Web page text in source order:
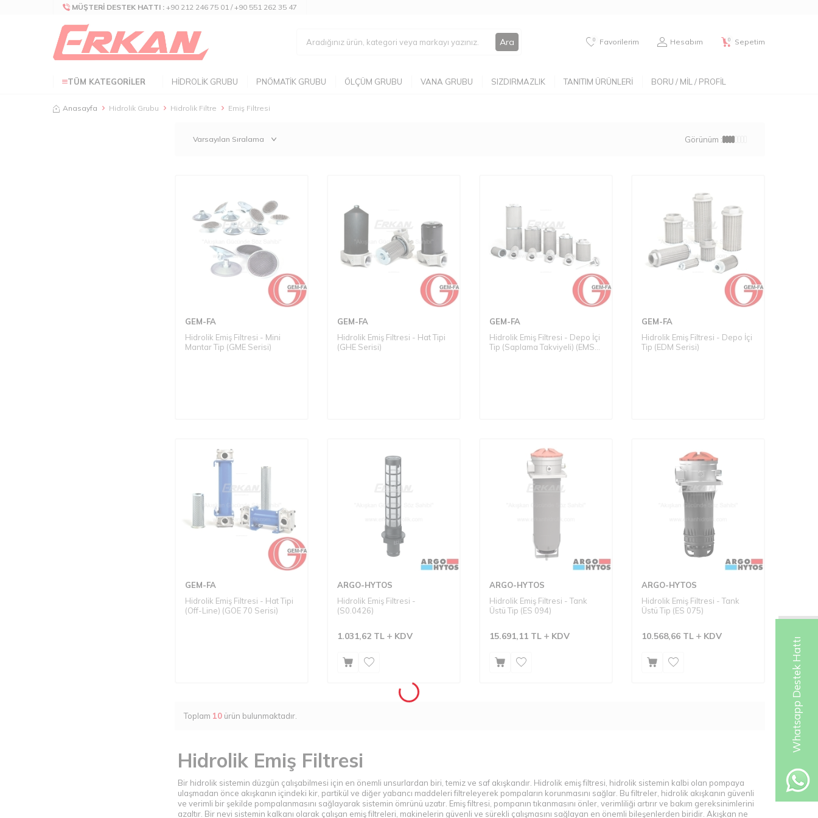
Whatsapp Destek Hattı
MÜŞTERI DESTEK HATTI : +90 212 246 75 01 / +90 551 262 35 47
Ara 0 Favorilerim Hesabım 0 Sepetim
TÜM KATEGORILER HIDROLIK GRUBU PNÖMATIK GRUBU ÖLÇÜM GRUBU VANA GRUBU SIZDIRMAZLIK TANITIM ÜRÜNLERI BORU / MIL / PROFIL
Anasayfa Hidrolik Grubu Hidrolik Filtre Emiş Filtresi
Görünüm :
GEM-FA
Hidrolik Emiş Filtresi - Mini
Mantar Tip (GME Serisi)
GEM-FA
Hidrolik Emiş Filtresi - Hat Tipi
(GHE Serisi)
GEM-FA
Hidrolik Emiş Filtresi - Depo İçi
Tip (Saplama Takviyeli) (EMS
GEM-FA
Hidrolik Emiş Filtresi - Depo İçi
Tip (EDM Serisi)
GEM-FA
Hidrolik Emiş Filtresi - Hat Tipi
(Off-Line) (GOE 70 Serisi)
ARGO-HYTOS
Hidrolik Emiş Filtresi -
(S0.0426)
1.031,62 TL KDV
ARGO-HYTOS
Hidrolik Emiş Filtresi - Tank
Üstü Tip (ES 094)
15.691,11 TL KDV
ARGO-HYTOS
Hidrolik Emiş Filtresi - Tank
Üstü Tip (ES 075)
10.568,66 TL KDV
Toplam 10 ürün bulunmaktadır.
Hidrolik Emiş Filtresi
Bir hidrolik sistemin düzgün çalışabilmesi için en önemli unsurlardan biri, temiz ve saf akışkandır. Hidrolik emiş filtresi, hidrolik sistemin kalbi olan pompaya
ulaşmadan önce akışkanın içindeki kir, partikül ve diğer yabancı maddeleri filtreleyerek pompaların korunmasını sağlar. Bu filtreler, hidrolik akışkanın güvenli
ve verimli bir şekilde pompalanmasını sağlayarak sistemin ömrünü uzatır. Emiş filtresi, pompanın tıkanmasını önler, verimliliği artırır ve bakım gereksinimlerini
azaltır. Bir nevi sistemin kalkanı olarak çalışan emiş filtreleri, makinelerin güvenli ve sürekli çalışmasını sağlayan en önemli bileşenlerden biridir. Akışkan ne